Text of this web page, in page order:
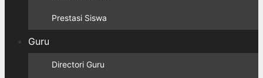
Prestasi Siswa
Guru
Directori Guru